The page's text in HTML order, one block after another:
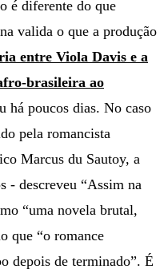
é diferente do que
valida o que a produção
entre Viola Davis e a
brasileira ao
há poucos dias. No caso
pela romancista
Marcus du Sautoy, a
- descreveu “Assim na
“uma novela brutal,
que “o romance
depois de terminado”. É